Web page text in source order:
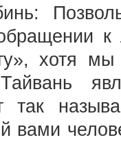
к
хотя
так
вами